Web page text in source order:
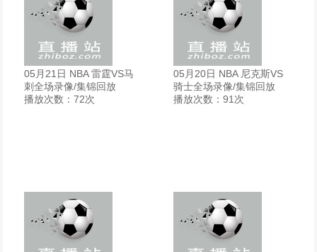
05月21日 NBA 雷霆VS马
刺全场录像/集锦回放
播放次数：72次
05月20日 NBA 尼克斯VS
骑士全场录像/集锦回放
播放次数：91次